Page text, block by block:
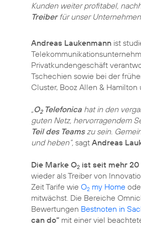
Kunden weiter profitabel,
Treiberfür unser
Andreas Laukenmann ist
Privatkundengeschäft
Tschechien sowie bei der
Cluster, Booz Allen & Hamilton
„O2Telefonica hat in den
guten Netz, hervorragendem
Teil des Teamszu sein.
und heben“, sagt Andreas
Die Marke O2 ist seit mehr
wieder als Treiber von
Zeit Tarife wie O2 my Home
mitwächst. Die Bereiche
Bewertungen Bestnoten in
can do“ mit einer viel